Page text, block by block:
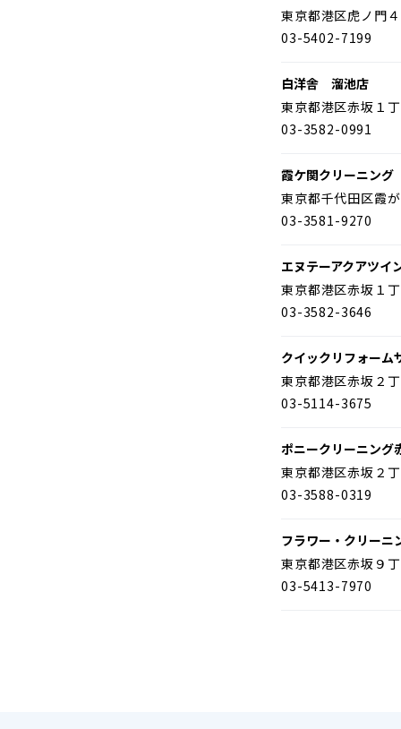
東京都港区虎ノ門
03-5402-7199
白洋舎 溜池店
東京都港区赤坂１
03-3582-0991
霞ケ関クリーニング
東京都千代田区霞
03-3581-9270
エヌテーアクアツイ
東京都港区赤坂１
03-3582-3646
クイックリフォーム
東京都港区赤坂２
03-5114-3675
ポニークリーニング
東京都港区赤坂２
03-3588-0319
フラワー・クリー
東京都港区赤坂９
03-5413-7970